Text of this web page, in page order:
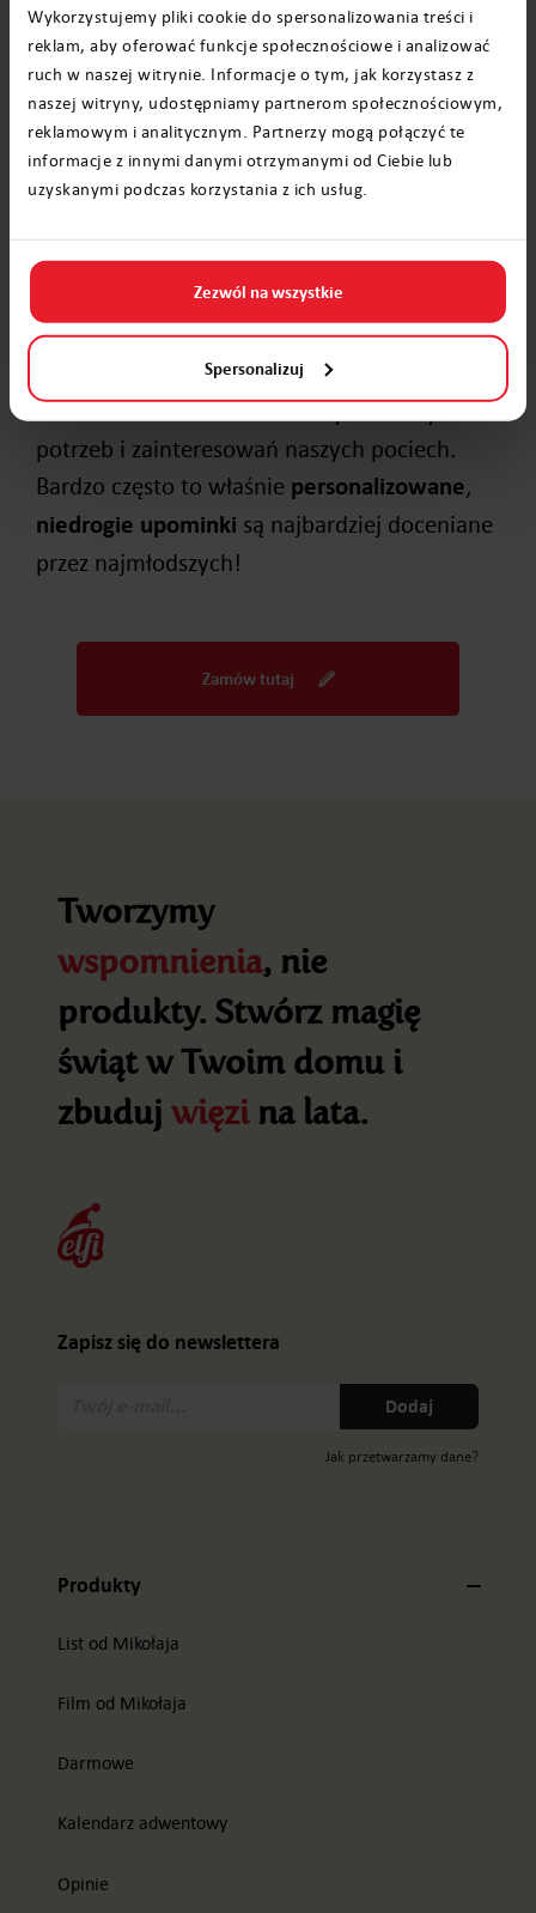
Wykorzystujemy pliki cookie do spersonalizowania treści i
reklam, aby oferować funkcje społecznościowe i analizować
ruch w naszej witrynie. Informacje o tym, jak korzystasz z
naszej witryny, udostępniamy partnerom społecznościowym,
reklamowym i analitycznym. Partnerzy mogą połączyć te
informacje z innymi danymi otrzymanymi od Ciebie lub
uzyskanymi podczas korzystania z ich usług.
Zezwól na wszystkie
Spersonalizuj
niezwykły. Ręcznie wykonane opakowanie
czy kartka z serdecznymi życzeniami ma
wartość emocjonalną. Nie zapominajmy
także, żeczas spędzony razemmoże być
najcenniejszymprezentem.
Warto pamiętać, że to nie cena decyduje o
wartości prezentu.Tanie upominki dla dzieci
mogą być równie cenne, jeśli są wybrane z
sercem i dostosowane do indywidualnych
potrzeb i zainteresowań naszych pociech.
Bardzo często to właśnie personalizowane,
niedrogie upominki są najbardziej doceniane
przez najmłodszych!
Zamów tutaj
Tworzymy
wspomnienia, nie
produkty. Stwórz magię
świąt w Twoim domu i
zbuduj więzina lata.
Zapisz się do newslettera
Dodaj
Jak przetwarzamy dane?
Produkty
List od Mikołaja
Film od Mikołaja
Darmowe
Kalendarz adwentowy
Opinie